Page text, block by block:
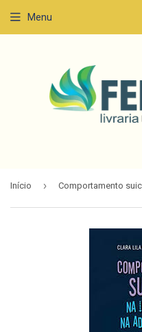
Menu
Início ›